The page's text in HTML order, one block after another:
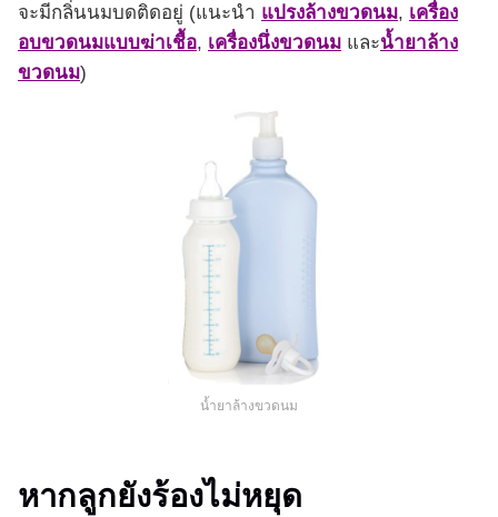
จะมีกลิ่นนมบดติดอยู่ (แนะนำ แปรงล้างขวดนม, เครื่อง
อบขวดนมแบบฆ่าเชื้อ, เครื่องนึ่งขวดนม และน้ำยาล้าง
ขวดนม)
น้ำยาล้างขวดนม
หากลูกยังร้องไม่หยุด